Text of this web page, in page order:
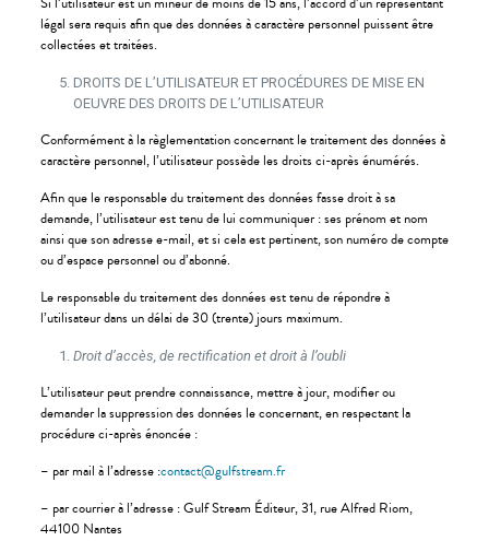
légal sera requis afin que des données à caractère personnel puissent être
collectées et traitées.
DROITS DE L’UTILISATEUR ET PROCÉDURES DE MISE EN
OEUVRE DES DROITS DE L’UTILISATEUR
Conformément à la règlementation concernant le traitement des données à
caractère personnel, l’utilisateur possède les droits ci-après énumérés.
Afin que le responsable du traitement des données fasse droit à sa
demande, l’utilisateur est tenu de lui communiquer : ses prénom et nom
ainsi que son adresse e-mail, et si cela est pertinent, son numéro de compte
ou d’espace personnel ou d’abonné.
Le responsable du traitement des données est tenu de répondre à
l’utilisateur dans un délai de 30 (trente) jours maximum.
Droit d’accès, de rectification et droit à l’oubli
L’utilisateur peut prendre connaissance, mettre à jour, modifier ou
demander la suppression des données le concernant, en respectant la
procédure ci-après énoncée :
– par mail à l’adresse :contact@gulfstream.fr
– par courrier à l’adresse : Gulf Stream Éditeur, 31, rue Alfred Riom,
44100 Nantes